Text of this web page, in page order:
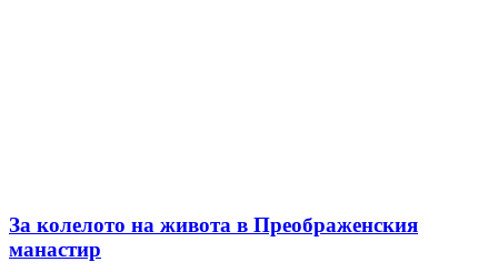
За колелото на живота в Преображенския
манастир